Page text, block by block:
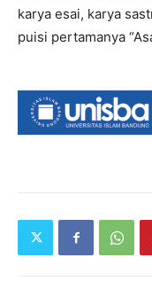
karya esai, karya
puisi pertamanya